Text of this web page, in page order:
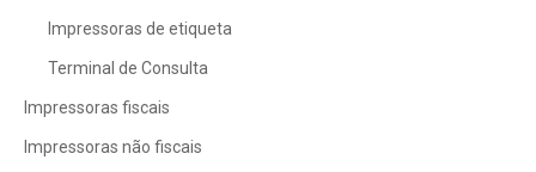
Impressoras de etiqueta
Terminal de Consulta
Impressoras fiscais
Impressoras não fiscais